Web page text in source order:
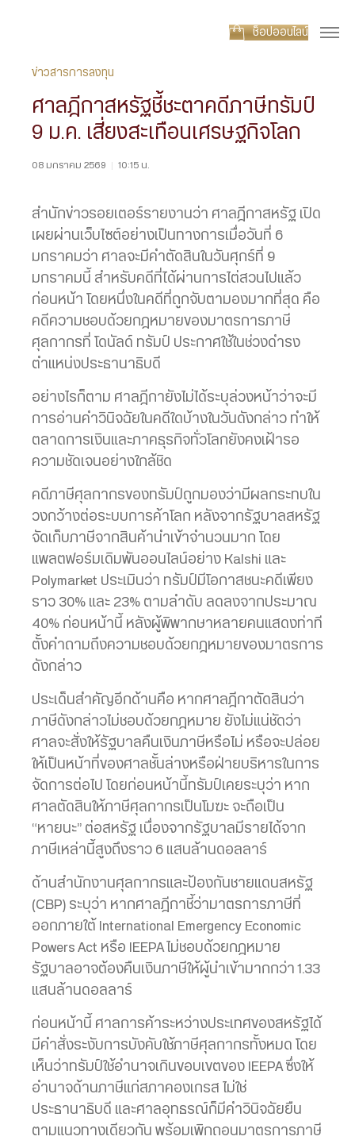
ช็อปออนไลน์
ข่าวสารการลงทุน
ศาลฎีกาสหรัฐชี้ชะตาคดีภาษีทรัมป์
9 ม.ค. เสี่ยงสะเทือนเศรษฐกิจโลก
08 มกราคม 2569 | 10:15 น.
สำนักข่าวรอยเตอร์รายงานว่า ศาลฎีกาสหรัฐ เปิด
เผยผ่านเว็บไซต์อย่างเป็นทางการเมื่อวันที่ 6
มกราคมว่า ศาลจะมีคำตัดสินในวันศุกร์ที่ 9
มกราคมนี้ สำหรับคดีที่ได้ผ่านการไต่สวนไปแล้ว
ก่อนหน้า โดยหนึ่งในคดีที่ถูกจับตามองมากที่สุด คือ
คดีความชอบด้วยกฎหมายของมาตรการภาษี
ศุลกากรที่ โดนัลด์ ทรัมป์ ประกาศใช้ในช่วงดำรง
ตำแหน่งประธานาธิบดี
อย่างไรก็ตาม ศาลฎีกายังไม่ได้ระบุล่วงหน้าว่าจะมี
การอ่านคำวินิจฉัยในคดีใดบ้างในวันดังกล่าว ทำให้
ตลาดการเงินและภาคธุรกิจทั่วโลกยังคงเฝ้ารอ
ความชัดเจนอย่างใกล้ชิด
คดีภาษีศุลกากรของทรัมป์ถูกมองว่ามีผลกระทบใน
วงกว้างต่อระบบการค้าโลก หลังจากรัฐบาลสหรัฐ
จัดเก็บภาษีจากสินค้านำเข้าจำนวนมาก โดย
แพลตฟอร์มเดิมพันออนไลน์อย่าง Kalshi และ
Polymarket ประเมินว่า ทรัมป์มีโอกาสชนะคดีเพียง
ราว 30% และ 23% ตามลำดับ ลดลงจากประมาณ
40% ก่อนหน้านี้ หลังผู้พิพากษาหลายคนแสดงท่าที
ตั้งคำถามถึงความชอบด้วยกฎหมายของมาตรการ
ดังกล่าว
ประเด็นสำคัญอีกด้านคือ หากศาลฎีกาตัดสินว่า
ภาษีดังกล่าวไม่ชอบด้วยกฎหมาย ยังไม่แน่ชัดว่า
ศาลจะสั่งให้รัฐบาลคืนเงินภาษีหรือไม่ หรือจะปล่อย
ให้เป็นหน้าที่ของศาลชั้นล่างหรือฝ่ายบริหารในการ
จัดการต่อไป โดยก่อนหน้านี้ทรัมป์เคยระบุว่า หาก
ศาลตัดสินให้ภาษีศุลกากรเป็นโมฆะ จะถือเป็น
“หายนะ” ต่อสหรัฐ เนื่องจากรัฐบาลมีรายได้จาก
ภาษีเหล่านี้สูงถึงราว 6 แสนล้านดอลลาร์
ด้านสำนักงานศุลกากรและป้องกันชายแดนสหรัฐ
(CBP) ระบุว่า หากศาลฎีกาชี้ว่ามาตรการภาษีที่
ออกภายใต้ International Emergency Economic
Powers Act หรือ IEEPA ไม่ชอบด้วยกฎหมาย
รัฐบาลอาจต้องคืนเงินภาษีให้ผู้นำเข้ามากกว่า 1.33
แสนล้านดอลลาร์
ก่อนหน้านี้ ศาลการค้าระหว่างประเทศของสหรัฐได้
มีคำสั่งระงับการบังคับใช้ภาษีศุลกากรทั้งหมด โดย
เห็นว่าทรัมป์ใช้อำนาจเกินขอบเขตของ IEEPA ซึ่งให้
อำนาจด้านภาษีแก่สภาคองเกรส ไม่ใช่
ประธานาธิบดี และศาลอุทธรณ์ก็มีคำวินิจฉัยยืน
ตามแนวทางเดียวกัน พร้อมเพิกถอนมาตรการภาษี